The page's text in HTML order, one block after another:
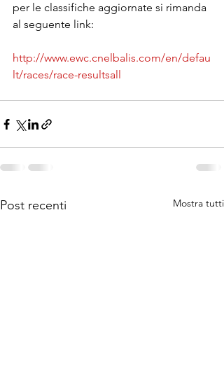
per le classifiche aggiornate si rimanda
al seguente link:
http://www.ewc.cnelbalis.com/en/defau
lt/races/race-resultsall
Post recenti Mostra tutti